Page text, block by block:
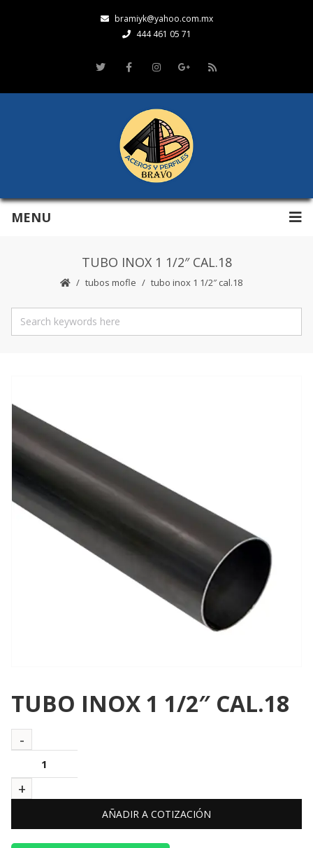
bramiyk@yahoo.com.mx
444 461 05 71
MENU
TUBO INOX 1 1/2″ CAL.18
tubos mofle tubo inox 1 1/2″ cal.18
TUBO INOX 1 1/2″ CAL.18
AÑADIR A COTIZACIÓN